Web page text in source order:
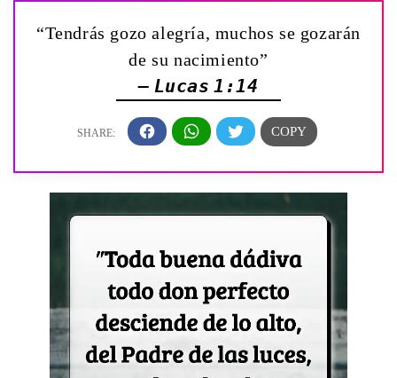
“Tendrás gozo alegría, muchos se gozarán
de su nacimiento”
— Lucas 1:14